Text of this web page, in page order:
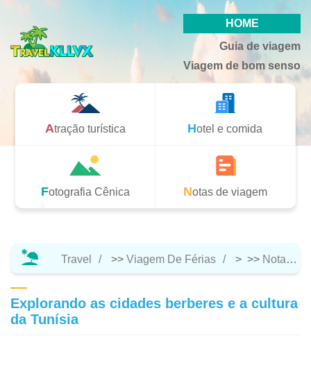
HOME
Guia de viagem
Viagem de bom senso
Atração turística Hotel e comida
Fotografia Cênica Notas de viagem
Travel >> Viagem De Férias > >> Notas De Viagem
Explorando as cidades berberes e a cultura
da Tunísia